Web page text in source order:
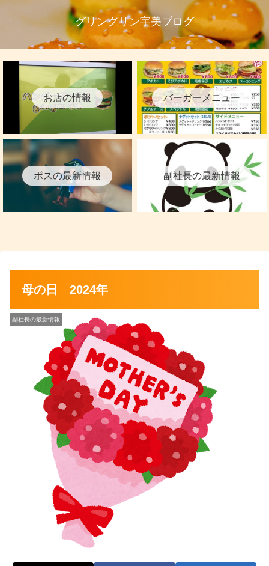
グリングリン宇美ブログ
お店の情報 バーガーメニュー
ボスの最新情報 副社長の最新情報
母の日 2024年
副社長の最新情報